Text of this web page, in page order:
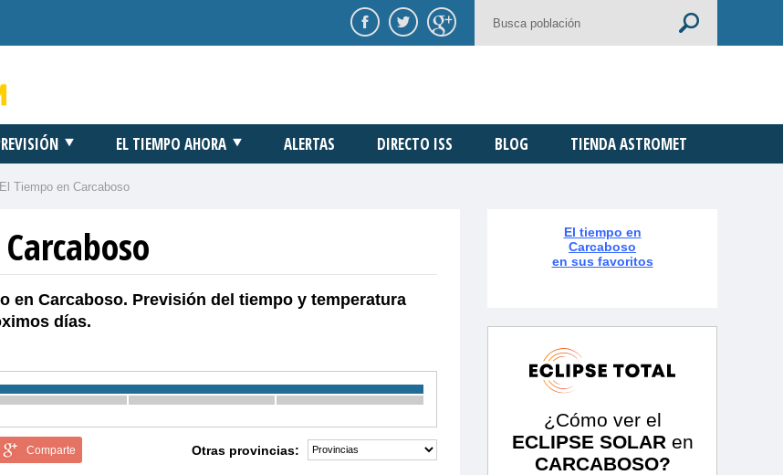
EL TIEMPO AHORA ALERTAS DIRECTO ISS BLOG TIENDA ASTROMET
El Tiempo en Carcaboso
en Carcaboso. Previsión del tiempo y temperatura
días.
Comparte Otras provincias:
El tiempo en
Carcaboso
en sus favoritos
¿Cómo ver el
ECLIPSE SOLAR en
CARCABOSO?